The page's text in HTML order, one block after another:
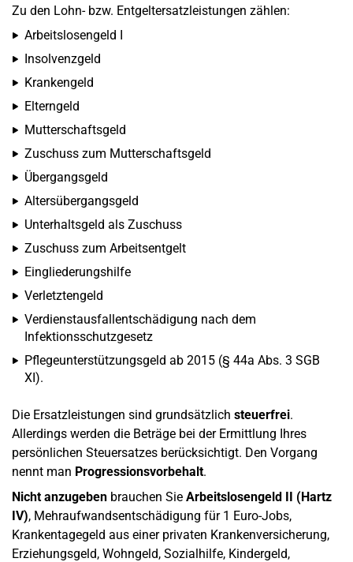
Zu den Lohn- bzw. Entgeltersatzleistungen zählen:
Arbeitslosengeld I
Insolvenzgeld
Krankengeld
Elterngeld
Mutterschaftsgeld
Zuschuss zum Mutterschaftsgeld
Übergangsgeld
Altersübergangsgeld
Unterhaltsgeld als Zuschuss
Zuschuss zum Arbeitsentgelt
Eingliederungshilfe
Verletztengeld
Verdienstausfallentschädigung nach dem
Infektionsschutzgesetz
Pflegeunterstützungsgeld ab 2015 (§ 44a Abs. 3 SGB
XI).
Die Ersatzleistungen sind grundsätzlich steuerfrei.
Allerdings werden die Beträge bei der Ermittlung Ihres
persönlichen Steuersatzes berücksichtigt. Den Vorgang
nennt man Progressionsvorbehalt.
Nicht anzugeben brauchen Sie Arbeitslosengeld II (Hartz
IV), Mehraufwandsentschädigung für 1 Euro-Jobs,
Krankentagegeld aus einer privaten Krankenversicherung,
Erziehungsgeld, Wohngeld, Sozialhilfe, Kindergeld,